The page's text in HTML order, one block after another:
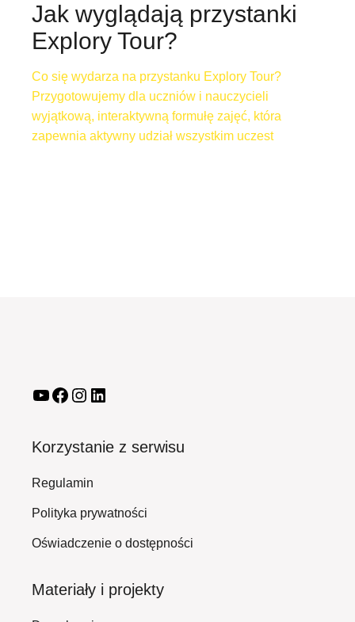
Jak wyglądają przystanki
Explory Tour?
Co się wydarza na przystanku Explory Tour?
Przygotowujemy dla uczniów i nauczycieli
wyjątkową, interaktywną formułę zajęć, która
zapewnia aktywny udział wszystkim uczest
Korzystanie z serwisu
Regulamin
Polityka prywatności
Oświadczenie o dostępności
Materiały i projekty